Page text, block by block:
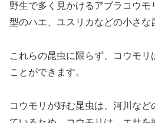
野生で多く見かけるアブラコウ
型のハエ、ユスリカなどの小さな
これらの昆虫に限らず、コウモリ
ことができます。
コウモリが好む昆虫は、河川など